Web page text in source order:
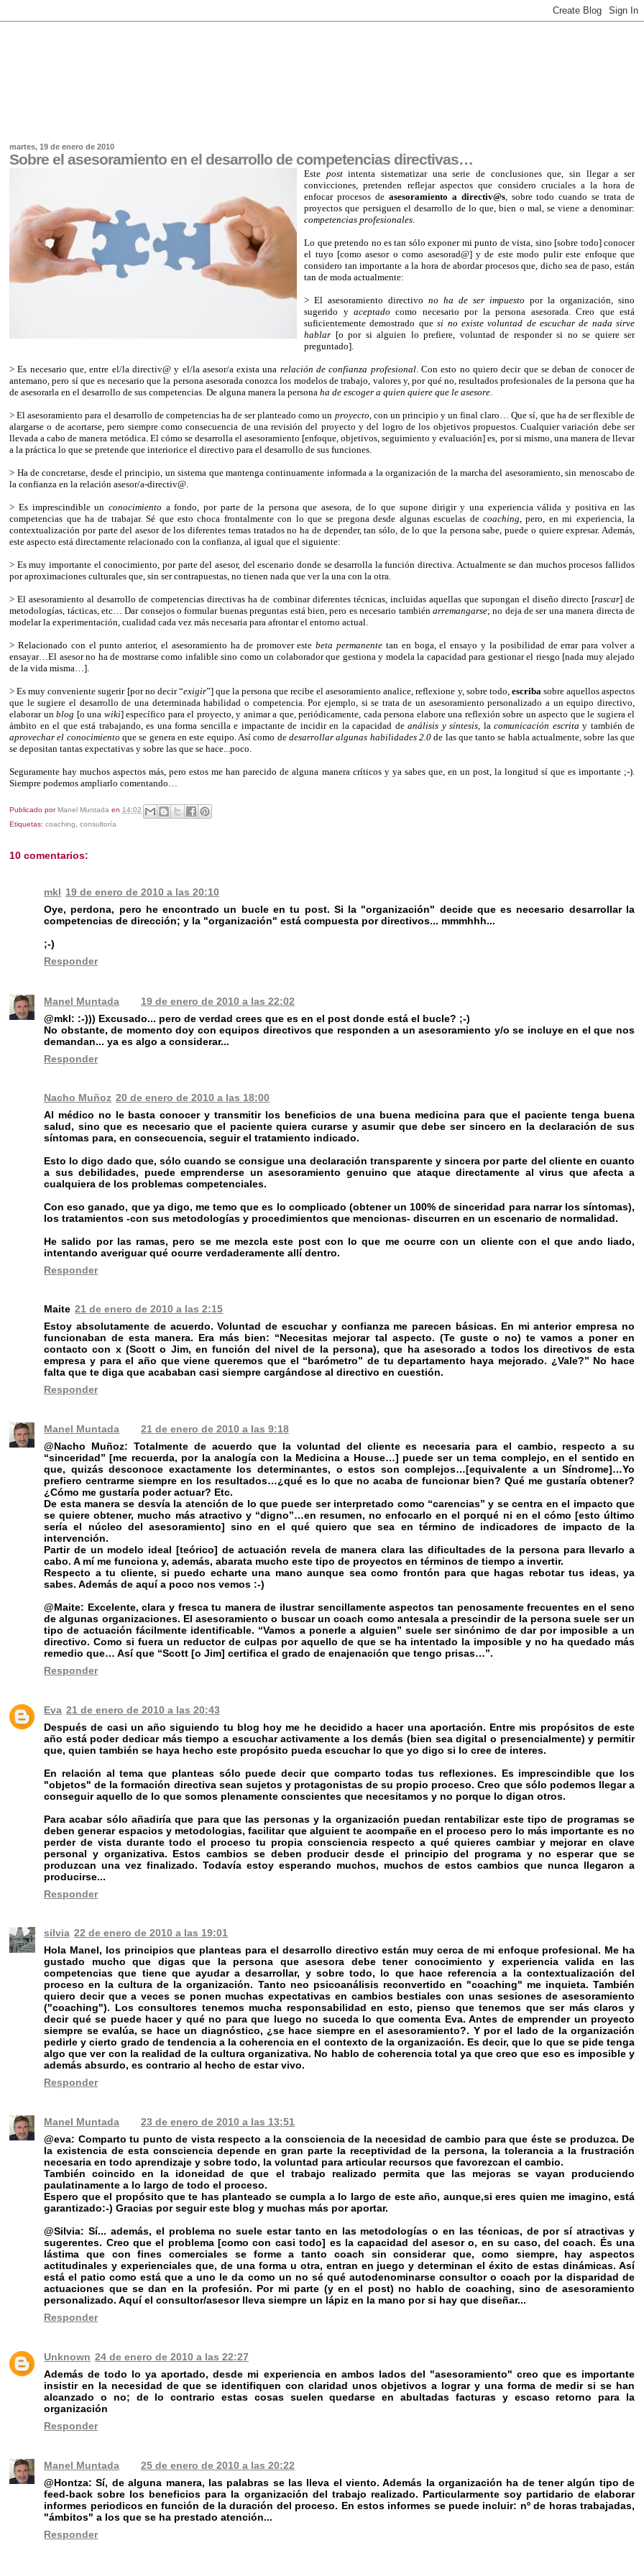
martes, 19 de enero de 2010
Sobre el asesoramiento en el desarrollo de competencias directivas…
Este postintenta sistematizar una serie de conclusiones que, sin llegar a ser
convicciones, pretenden reflejar aspectos que considero cruciales a la hora de
enfocar procesos de asesoramiento a directiv@s, sobre todo cuando se trata de
proyectos que persiguen el desarrollo de lo que, bien o mal, se viene a denominar:
competencias profesionales.
Lo que pretendo no es tan sólo exponer mi punto de vista, sino [sobre todo] conocer
el tuyo [como asesor o como asesorad@] y de este modo pulir este enfoque que
considero tan importante a la hora de abordar procesos que, dicho sea de paso, están
tan de moda actualmente:
> El asesoramiento directivono ha de ser impuesto por la organización, sino
sugerido yaceptado como necesario por la persona asesorada. Creo que está
suficientemente demostrado quesi no existe voluntad de escuchar de nada sirve
hablar [o por si alguien lo prefiere, voluntad de responder si no se quiere ser
preguntado].
> Es necesario que, entre el/la directiv@ y el/la asesor/a exista una relación de confianza profesional. Con esto no quiero decir que se deban de conocer de
antemano, pero sí que es necesario que la persona asesorada conozca los modelos de trabajo, valores y, por qué no, resultados profesionales de la persona que ha
de asesorarla en el desarrollo de sus competencias. De alguna manera la personaha de escoger a quien quiere que le asesore.
> El asesoramiento para el desarrollo de competencias ha de ser planteado como un proyecto, con un principio y un final claro… Que sí, que ha de ser flexible de
alargarse o de acortarse, pero siempre como consecuencia de una revisión del proyecto y del logro de los objetivos propuestos. Cualquier variación debe ser
llevada a cabo de manera metódica. El cómo se desarrolla el asesoramiento [enfoque, objetivos, seguimiento y evaluación] es, por si mismo, una manera de llevar
a la práctica lo que se pretende que interiorice el directivo para el desarrollo de sus funciones.
> Ha de concretarse, desde el principio, un sistema que mantenga continuamente informada a la organización de la marcha del asesoramiento, sin menoscabo de
la confianza en la relación asesor/a-directiv@.
> Es imprescindible un conocimiento a fondo, por parte de la persona que asesora, de lo que supone dirigir y una experiencia válida y positiva en las
competencias que ha de trabajar. Sé que esto choca frontalmente con lo que se pregona desde algunas escuelas de coaching, pero, en mi experiencia, la
contextualización por parte del asesor de los diferentes temas tratados no ha de depender, tan sólo, de lo que la persona sabe, puede o quiere expresar. Además,
este aspecto está directamente relacionado con la confianza, al igual que el siguiente:
> Es muy importante el conocimiento, por parte del asesor, del escenario donde se desarrolla la función directiva. Actualmente se dan muchos procesos fallidos
por aproximaciones culturales que, sin ser contrapuestas, no tienen nada que ver la una con la otra.
> El asesoramiento al desarrollo de competencias directivas ha de combinar diferentes técnicas, incluidas aquellas que supongan el diseño directo [rascar] de
metodologías, tácticas, etc… Dar consejos o formular buenas preguntas está bien, pero es necesario también arremangarse; no deja de ser una manera directa de
modelar la experimentación, cualidad cada vez más necesaria para afrontar el entorno actual.
> Relacionado con el punto anterior, el asesoramiento ha de promover estebeta permanente tan en boga, el ensayo y la posibilidad de errar para volver a
ensayar…El asesor no ha de mostrarse como infalible sino como un colaborador que gestiona y modela la capacidad para gestionar el riesgo [nada muy alejado
de la vida misma…].
> Es muy conveniente sugerir [por no decir “exigir”] que la persona que recibe el asesoramiento analice, reflexione y, sobre todo, escribasobre aquellos aspectos
que le sugiere el desarrollo de una determinada habilidad o competencia. Por ejemplo, si se trata de un asesoramiento personalizado a un equipo directivo,
elaborar unblog [o una wiki] específico para el proyecto, y animar a que, periódicamente, cada persona elabore una reflexión sobre un aspecto que le sugiera el
ámbito en el que está trabajando, es una forma sencilla e impactante de incidir en la capacidad deanálisis y síntesis, lacomunicación escrita y también de
aprovechar el conocimiento que se genera en este equipo. Así como de desarrollar algunas habilidades 2.0de las que tanto se habla actualmente, sobre las que
se depositan tantas expectativas y sobre las que se hace...poco.
Seguramente hay muchos aspectos más, pero estos me han parecido de alguna manera críticos y ya sabes que, en un post, la longitud sí que es importante ;-).
Siempre podemos ampliarlo comentando…
Publicado por Manel Muntada en 14:02
Etiquetas:coaching ,consultoría
10 comentarios:
mkl 19 de enero de 2010 a las 20:10
Oye, perdona, pero he encontrado un bucle en tu post. Si la "organización" decide que es necesario desarrollar la
competencias de dirección; y la "organización" está compuesta por directivos... mmmhhh...
;-)
Responder
Manel Muntada
19 de enero de 2010 a las 22:02
@mkl: :-))) Excusado... pero de verdad crees que es en el post donde está el bucle? ;-)
No obstante, de momento doy con equipos directivos que responden a un asesoramiento y/o se incluye en el que nos
demandan... ya es algo a considerar...
Responder
Nacho Muñoz 20 de enero de 2010 a las 18:00
Al médico no le basta conocer y transmitir los beneficios de una buena medicina para que el paciente tenga buena
salud, sino que es necesario que el paciente quiera curarse y asumir que debe ser sincero en la declaración de sus
síntomas para, en consecuencia, seguir el tratamiento indicado.
Esto lo digo dado que, sólo cuando se consigue una declaración transparente y sincera por parte del cliente en cuanto
a sus debilidades, puede emprenderse un asesoramiento genuino que ataque directamente al virus que afecta a
cualquiera de los problemas competenciales.
Con eso ganado, que ya digo, me temo que es lo complicado (obtener un 100% de sinceridad para narrar los síntomas),
los tratamientos -con sus metodologías y procedimientos que mencionas- discurren en un escenario de normalidad.
He salido por las ramas, pero se me mezcla este post con lo que me ocurre con un cliente con el que ando liado,
intentando averiguar qué ocurre verdaderamente allí dentro.
Responder
Maite 21 de enero de 2010 a las 2:15
Estoy absolutamente de acuerdo. Voluntad de escuchar y confianza me parecen básicas. En mi anterior empresa no
funcionaban de esta manera. Era más bien: “Necesitas mejorar tal aspecto. (Te guste o no) te vamos a poner en
contacto con x (Scott o Jim, en función del nivel de la persona), que ha asesorado a todos los directivos de esta
empresa y para el año que viene queremos que el “barómetro” de tu departamento haya mejorado. ¿Vale?” No hace
falta que te diga que acababan casi siempre cargándose al directivo en cuestión.
Responder
Manel Muntada
21 de enero de 2010 a las 9:18
@Nacho Muñoz: Totalmente de acuerdo que la voluntad del cliente es necesaria para el cambio, respecto a su
“sinceridad” [me recuerda, por la analogía con la Medicina a House…] puede ser un tema complejo, en el sentido en
que, quizás desconoce exactamente los determinantes, o estos son complejos…[equivalente a un Síndrome]…Yo
prefiero centrarme siempre en los resultados…¿qué es lo que no acaba de funcionar bien? Qué me gustaría obtener?
¿Cómo me gustaría poder actuar? Etc.
De esta manera se desvía la atención de lo que puede ser interpretado como “carencias” y se centra en el impacto que
se quiere obtener, mucho más atractivo y “digno”…en resumen, no enfocarlo en el porqué ni en el cómo [esto último
sería el núcleo del asesoramiento] sino en el qué quiero que sea en término de indicadores de impacto de la
intervención.
Partir de un modelo ideal [teórico] de actuación revela de manera clara las dificultades de la persona para llevarlo a
cabo. A mí me funciona y, además, abarata mucho este tipo de proyectos en términos de tiempo a invertir.
Respecto a tu cliente, si puedo echarte una mano aunque sea como frontón para que hagas rebotar tus ideas, ya
sabes. Además de aquí a poco nos vemos :-)
@Maite: Excelente, clara y fresca tu manera de ilustrar sencillamente aspectos tan penosamente frecuentes en el seno
de algunas organizaciones. El asesoramiento o buscar un coach como antesala a prescindir de la persona suele ser un
tipo de actuación fácilmente identificable. “Vamos a ponerle a alguien” suele ser sinónimo de dar por imposible a un
directivo. Como si fuera un reductor de culpas por aquello de que se ha intentado la imposible y no ha quedado más
remedio que… Así que “Scott [o Jim] certifica el grado de enajenación que tengo prisas…”.
Responder
Eva 21 de enero de 2010 a las 20:43
Después de casi un año siguiendo tu blog hoy me he decidido a hacer una aportación. Entre mis propósitos de este
año está poder dedicar más tiempo a escuchar activamente a los demás (bien sea digital o presencialmente) y permitir
que, quien también se haya hecho este propósito pueda escuchar lo que yo digo si lo cree de interes.
En relación al tema que planteas sólo puede decir que comparto todas tus reflexiones. Es imprescindible que los
"objetos" de la formación directiva sean sujetos y protagonistas de su propio proceso. Creo que sólo podemos llegar a
conseguir aquello de lo que somos plenamente conscientes que necesitamos y no porque lo digan otros.
Para acabar sólo añadiría que para que las personas y la organización puedan rentabilizar este tipo de programas se
deben generar espacios y metodologias, facilitar que alguient te acompañe en el proceso pero lo más importante es no
perder de vista durante todo el proceso tu propia consciencia respecto a qué quieres cambiar y mejorar en clave
personal y organizativa. Estos cambios se deben producir desde el principio del programa y no esperar que se
produzcan una vez finalizado. Todavía estoy esperando muchos, muchos de estos cambios que nunca llegaron a
producirse...
Responder
silvia 22 de enero de 2010 a las 19:01
Hola Manel, los principios que planteas para el desarrollo directivo están muy cerca de mi enfoque profesional. Me ha
gustado mucho que digas que la persona que asesora debe tener conocimiento y experiencia valida en las
competencias que tiene que ayudar a desarrollar, y sobre todo, lo que hace referencia a la contextualización del
proceso en la cultura de la organización. Tanto neo psicoanálisis reconvertido en "coaching" me inquieta. También
quiero decir que a veces se ponen muchas expectativas en cambios bestiales con unas sesiones de asesoramiento
("coaching"). Los consultores tenemos mucha responsabilidad en esto, pienso que tenemos que ser más claros y
decir qué se puede hacer y qué no para que luego no suceda lo que comenta Eva. Antes de emprender un proyecto
siempre se evalúa, se hace un diagnóstico, ¿se hace siempre en el asesoramiento?. Y por el lado de la organización
pedirle y cierto grado de tendencia a la coherencia en el contexto de la organización. Es decir, que lo que se pide tenga
algo que ver con la realidad de la cultura organizativa. No hablo de coherencia total ya que creo que eso es imposible y
además absurdo, es contrario al hecho de estar vivo.
Responder
Manel Muntada
23 de enero de 2010 a las 13:51
@eva: Comparto tu punto de vista respecto a la consciencia de la necesidad de cambio para que éste se produzca. De
la existencia de esta consciencia depende en gran parte la receptividad de la persona, la tolerancia a la frustración
necesaria en todo aprendizaje y sobre todo, la voluntad para articular recursos que favorezcan el cambio.
También coincido en la idoneidad de que el trabajo realizado permita que las mejoras se vayan produciendo
paulatinamente a lo largo de todo el proceso.
Espero que el propósito que te has planteado se cumpla a lo largo de este año, aunque,si eres quien me imagino, está
garantizado:-) Gracias por seguir este blog y muchas más por aportar.
@Silvia: Sí... además, el problema no suele estar tanto en las metodologías o en las técnicas, de por sí atractivas y
sugerentes. Creo que el problema [como con casi todo] es la capacidad del asesor o, en su caso, del coach. És una
lástima que con fines comerciales se forme a tanto coach sin considerar que, como siempre, hay aspectos
actitudinales y experienciales que, de una forma u otra, entran en juego y determinan el éxito de estas dinámicas. Así
está el patio como está que a uno le da como un no sé qué autodenominarse consultor o coach por la disparidad de
actuaciones que se dan en la profesión. Por mi parte (y en el post) no hablo de coaching, sino de asesoramiento
personalizado. Aquí el consultor/asesor lleva siempre un lápiz en la mano por si hay que diseñar...
Responder
Unknown 24 de enero de 2010 a las 22:27
Además de todo lo ya aportado, desde mi experiencia en ambos lados del "asesoramiento" creo que es importante
insistir en la necesidad de que se identifiquen con claridad unos objetivos a lograr y una forma de medir si se han
alcanzado o no; de lo contrario estas cosas suelen quedarse en abultadas facturas y escaso retorno para la
organización
Responder
Manel Muntada
25 de enero de 2010 a las 20:22
@Hontza: Sí, de alguna manera, las palabras se las lleva el viento. Además la organización ha de tener algún tipo de
feed-back sobre los beneficios para la organización del trabajo realizado. Particularmente soy partidario de elaborar
informes periodicos en función de la duración del proceso. En estos informes se puede incluir: nº de horas trabajadas,
"ámbitos" a los que se ha prestado atención...
Responder